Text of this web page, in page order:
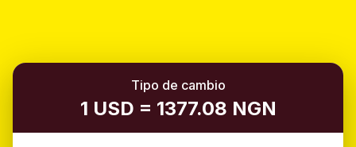
Tipo de cambio
1 USD = 1377.08 NGN